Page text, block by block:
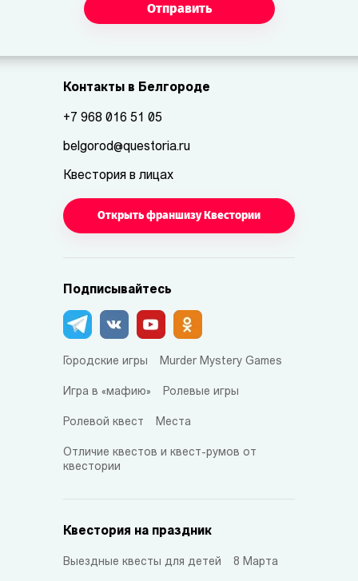
Отправить
Контакты в Белгороде
+7 968 016 51 05
belgorod@questoria.ru
Квестория в лицах
Открыть франшизу Квестории
Подписывайтесь
Городские игры Murder Mystery Games
Игра в «мафию» Ролевые игры
Ролевой квест Места
Отличие квестов и квест-румов от
квестории
Квестория на праздник
Выездные квесты для детей 8 Марта